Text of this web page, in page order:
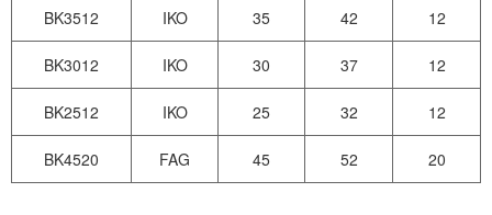
BK3512 IKO 35 42 12
BK3012 IKO 30 37 12
BK2512 IKO 25 32 12
BK4520 FAG 45 52 20